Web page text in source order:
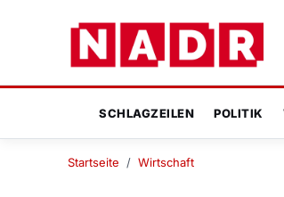
SCHLAGZEILEN POLITIK
Startseite / Wirtschaft